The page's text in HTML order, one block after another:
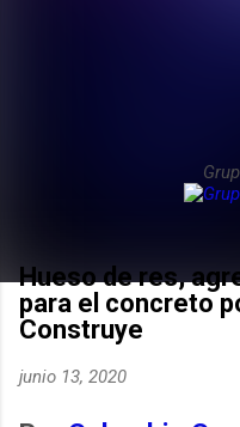
Hueso de res,
para el concreto
Construye
junio 13, 2020